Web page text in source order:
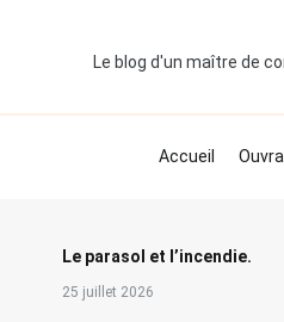
Le blog d'un maître de
Accueil
Le parasol et l’incendie.
25 juillet 2026